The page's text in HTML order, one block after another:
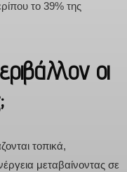
το 39% της
οι
τοπικά,
μεταβαίνοντας σε